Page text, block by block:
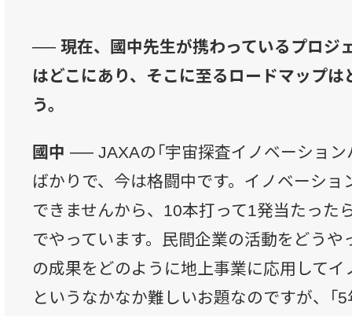
── 現在、國中先生が携わっているプロジ
はどこにあり、そこに至るロードマップ
う。
國中 ── JAXAの「宇宙探査イノベーション
ばかりで、今は格闘中です。イノベーショ
できませんから、10本打って1発当たった
でやっています。民間企業の活動をどうや
の成果をどのように地上事業に応用して
というなかなか難しいお題なのですが、「